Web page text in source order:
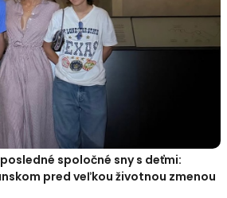
spoločné sny s deťmi:
pred veľkou životnou zmenou